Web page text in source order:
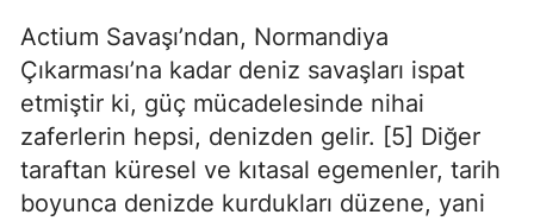
Actium Savaşı’ndan, Normandiya
Çıkarması’na kadar deniz savaşları ispat
etmiştir ki, güç mücadelesinde nihai
zaferlerin hepsi, denizden gelir. [5] Diğer
taraftan küresel ve kıtasal egemenler, tarih
boyunca denizde kurdukları düzene, yani